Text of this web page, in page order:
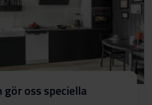
gör oss speciella